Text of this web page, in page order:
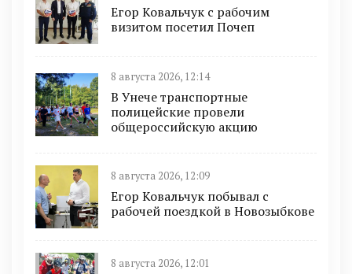
Егор Ковальчук с рабочим
визитом посетил Почеп
8 августа 2026, 12:14
В Унече транспортные
полицейские провели
общероссийскую акцию
8 августа 2026, 12:09
Егор Ковальчук побывал с
рабочей поездкой в Новозыбкове
8 августа 2026, 12:01